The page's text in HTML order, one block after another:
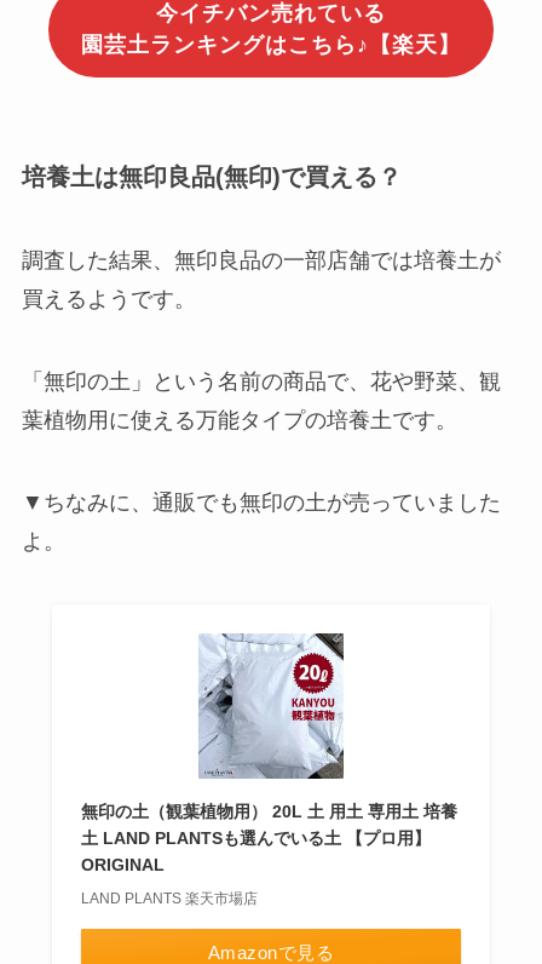
今イチバン売れている
園芸土ランキングはこちら♪【楽天】
培養土は無印良品(無印)で買える？
調査した結果、無印良品の一部店舗では培養土が
買えるようです。
「無印の土」という名前の商品で、花や野菜、観
葉植物用に使える万能タイプの培養土です。
▼ちなみに、通販でも無印の土が売っていました
よ。
無印の土（観葉植物用） 20L 土 用土 専用土 培養
土 LAND PLANTSも選んでいる土 【プロ用】
ORIGINAL
LAND PLANTS 楽天市場店
Amazonで見る